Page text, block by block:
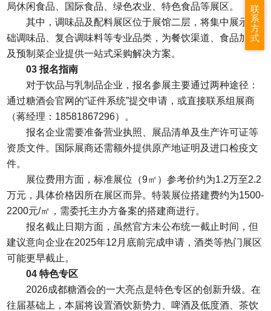
局休闲食品、国际食品、绿色农业、特色食品等展区。
其中，调味品及配料展区位于展馆二层，将集中展示基
础调味品、复合调味料等专业品类，为餐饮渠道、食品加工
及预制菜企业提供一站式采购解决方案。
03 报名指南
对于饮品与乳制品企业，报名参展主要通过两种途径：
通过糖酒会官网的“证件系统”提交申请，或直接联系组展商
（蒋经理：18581867296）。
报名企业需要准备营业执照、展品清单及生产许可证等
资质文件。国际展商还需额外提供原产地证明及进口检疫文
件。
展位费用方面，标准展位（9㎡）参考价约为1.2万至2.2
万元，具体价格因所在展区而异。特装展位搭建费约为1500-
2200元/㎡，需委托主办方备案的搭建商进行。
报名截止日期方面，虽然官方未公布统一截止时间，但
建议意向企业在2025年12月底前完成申请，酒类等热门展区
可能更早截止。
04 特色专区
2026成都糖酒会的一大亮点是特色专区的创新升级。在
往届基础上，本届将设置酒饮新势力、啤酒及低度酒、茶饮
联
系
方
式